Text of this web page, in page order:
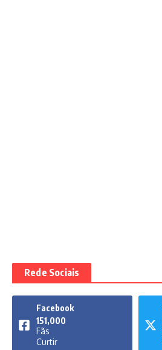
Rede Sociais
Facebook
151,000
Fãs
Curtir